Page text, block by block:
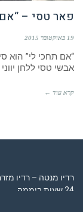
פאר טסי –
19 באוקטובר 2015
“אם תחכי לי” הוא
אבשי טסי ללחן
קרא עוד ←
רדיו מנטה – רדיו
24 שעות ביממה,